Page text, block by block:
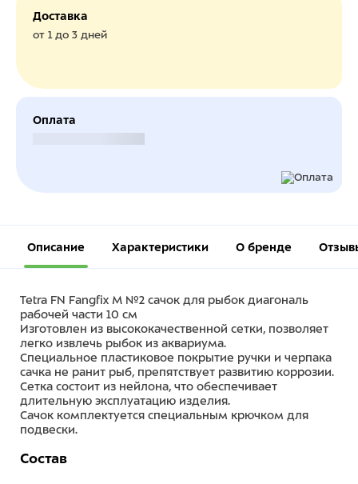
Доставка
от 1 до 3 дней
Оплата
Описание Характеристики О бренде
Tetra FN Fangfix M №2 сачок для рыбок диагональ
рабочей части 10 см
Изготовлен из высококачественной сетки, позволяет
легко извлечь рыбок из аквариума.
Специальное пластиковое покрытие ручки и черпака
сачка не ранит рыб, препятствует развитию коррозии.
Сетка состоит из нейлона, что обеспечивает
длительную эксплуатацию изделия.
Сачок комплектуется специальным крючком для
подвески.
Состав